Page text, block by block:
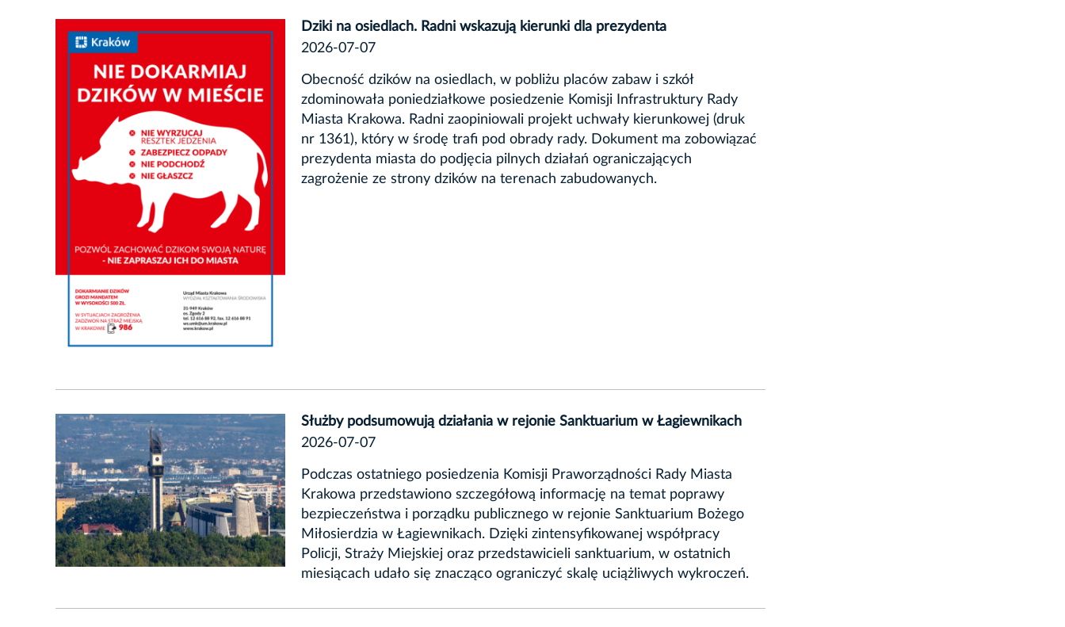
Dziki na osiedlach. Radni wskazują kierunki dla prezydenta
2026-07-07
Obecność dzików na osiedlach, w pobliżu placów zabaw i szkół
zdominowała poniedziałkowe posiedzenie Komisji Infrastruktury Rady
Miasta Krakowa. Radni zaopiniowali projekt uchwały kierunkowej (druk
nr 1361), który w środę trafi pod obrady rady. Dokument ma zobowiązać
prezydenta miasta do podjęcia pilnych działań ograniczających
zagrożenie ze strony dzików na terenach zabudowanych.
Służby podsumowują działania w rejonie Sanktuarium w Łagiewnikach
2026-07-07
Podczas ostatniego posiedzenia Komisji Praworządności Rady Miasta
Krakowa przedstawiono szczegółową informację na temat poprawy
bezpieczeństwa i porządku publicznego w rejonie Sanktuarium Bożego
Miłosierdzia w Łagiewnikach. Dzięki zintensyfikowanej współpracy
Policji, Straży Miejskiej oraz przedstawicieli sanktuarium, w ostatnich
miesiącach udało się znacząco ograniczyć skalę uciążliwych wykroczeń.